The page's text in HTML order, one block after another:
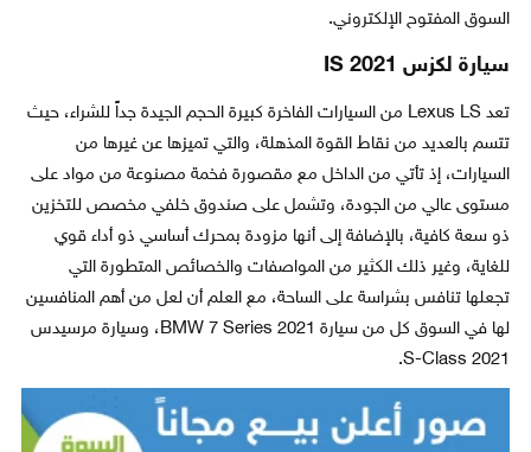
السوق المفتوح الإلكتروني.
سيارة لكزس IS 2021
تعد Lexus LS من السيارات الفاخرة كبيرة الحجم الجيدة جداً للشراء، حيث
تتسم بالعديد من نقاط القوة المذهلة، والتي تميزها عن غيرها من
السيارات، إذ تأتي من الداخل مع مقصورة فخمة مصنوعة من مواد على
مستوى عالي من الجودة، وتشمل على صندوق خلفي مخصص للتخزين
ذو سعة كافية، بالإضافة إلى أنها مزودة بمحرك أساسي ذو أداء قوي
للغاية، وغير ذلك الكثير من المواصفات والخصائص المتطورة التي
تجعلها تنافس بشراسة على الساحة، مع العلم أن لعل من أهم المنافسين
لها في السوق كل من سيارة BMW 7 Series 2021، وسيارة مرسيدس
S-Class 2021.